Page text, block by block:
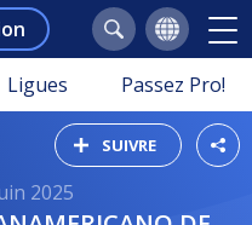
Ligues Passez Pro!
SUIVRE
2025